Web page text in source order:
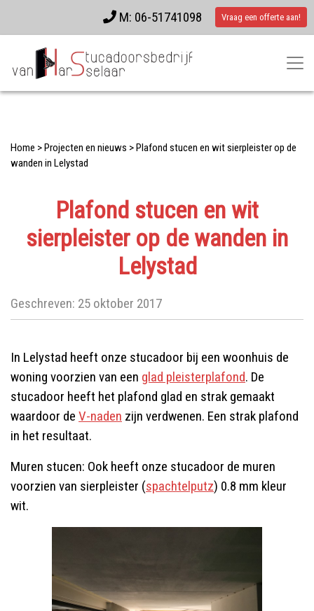
Vraag een offerte aan!
M: 06-51741098
Home >Projecten en nieuws >Plafond stucen en wit sierpleister op de
wanden in Lelystad
Plafond stucen en wit
sierpleister op de wanden in
Lelystad
Geschreven: 25 oktober 2017
In Lelystad heeft onze stucadoor bij een woonhuis de
woning voorzien van een glad pleisterplafond. De
stucadoor heeft het plafond glad en strak gemaakt
waardoor de V-naden zijn verdwenen. Een strak plafond
in het resultaat.
Muren stucen: Ook heeft onze stucadoor de muren
voorzien van sierpleister (spachtelputz) 0.8 mm kleur
wit.